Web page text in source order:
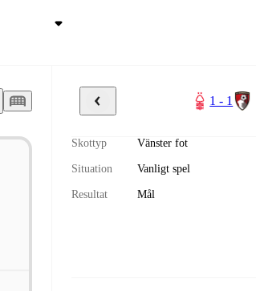
1 - 1
Skottyp Vänster fot
Situation Vanligt spel
Resultat Mål